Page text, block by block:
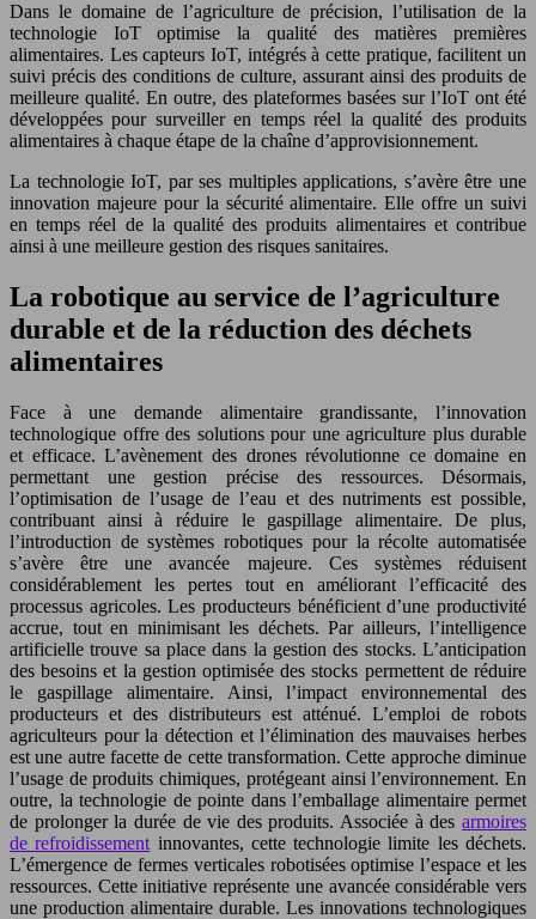
Dans le domaine de l’agriculture de précision, l’utilisation de la
technologie IoT optimise la qualité des matières premières
alimentaires. Les capteurs IoT, intégrés à cette pratique, facilitent un
suivi précis des conditions de culture, assurant ainsi des produits de
meilleure qualité. En outre, des plateformes basées sur l’IoT ont été
développées pour surveiller en temps réel la qualité des produits
alimentaires à chaque étape de la chaîne d’approvisionnement.
La technologie IoT, par ses multiples applications, s’avère être une
innovation majeure pour la sécurité alimentaire. Elle offre un suivi
en temps réel de la qualité des produits alimentaires et contribue
ainsi à une meilleure gestion des risques sanitaires.
La robotique au service de l’agriculture
durable et de la réduction des déchets
alimentaires
Face à une demande alimentaire grandissante, l’innovation
technologique offre des solutions pour une agriculture plus durable
et efficace. L’avènement des drones révolutionne ce domaine en
permettant une gestion précise des ressources. Désormais,
l’optimisation de l’usage de l’eau et des nutriments est possible,
contribuant ainsi à réduire le gaspillage alimentaire. De plus,
l’introduction de systèmes robotiques pour la récolte automatisée
s’avère être une avancée majeure. Ces systèmes réduisent
considérablement les pertes tout en améliorant l’efficacité des
processus agricoles. Les producteurs bénéficient d’une productivité
accrue, tout en minimisant les déchets. Par ailleurs, l’intelligence
artificielle trouve sa place dans la gestion des stocks. L’anticipation
des besoins et la gestion optimisée des stocks permettent de réduire
le gaspillage alimentaire. Ainsi, l’impact environnemental des
producteurs et des distributeurs est atténué. L’emploi de robots
agriculteurs pour la détection et l’élimination des mauvaises herbes
est une autre facette de cette transformation. Cette approche diminue
l’usage de produits chimiques, protégeant ainsi l’environnement. En
outre, la technologie de pointe dans l’emballage alimentaire permet
de prolonger la durée de vie des produits. Associée à des armoires
de refroidissement innovantes, cette technologie limite les déchets.
L’émergence de fermes verticales robotisées optimise l’espace et les
ressources. Cette initiative représente une avancée considérable vers
une production alimentaire durable. Les innovations technologiques